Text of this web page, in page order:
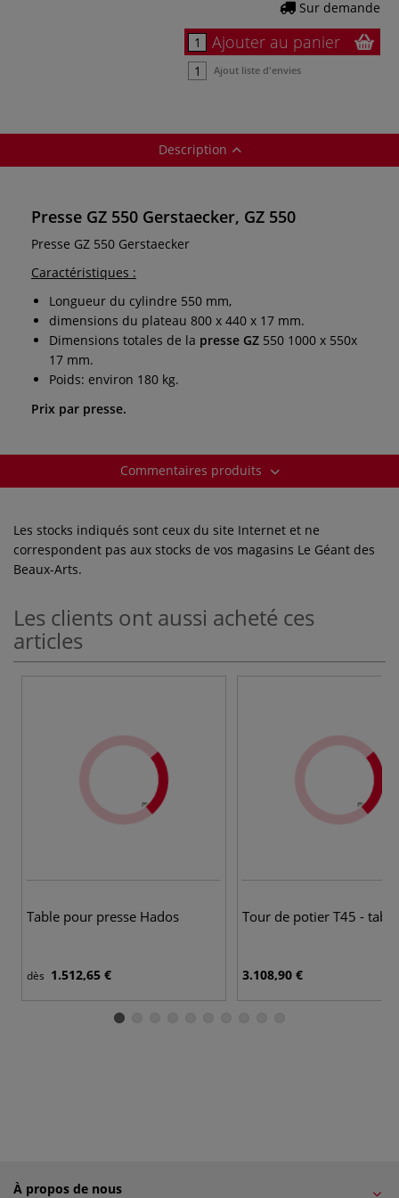
Sur demande
Ajouter au panier
Ajout liste d'envies
Description
Presse GZ 550 Gerstaecker, GZ 550
Presse GZ 550 Gerstaecker
Caractéristiques :
Longueur du cylindre 550 mm,
dimensions du plateau 800 x 440 x 17 mm.
Dimensions totales de la presse GZ 550 1000 x 550x
17 mm.
Poids: environ 180 kg.
Prix par presse.
Commentaires produits
Les stocks indiqués sont ceux du site Internet et ne
correspondent pas aux stocks de vos magasins Le Géant des
Beaux-Arts.
Les clients ont aussi acheté ces
articles
Table pour presse Hados
dès 1.512,65 €
Tour de potier T45 - table
3.108,90 €
À propos de nous